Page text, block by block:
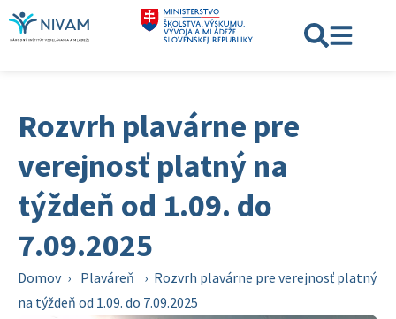
Rozvrh plavárne pre
verejnosť platný na
týždeň od 1.09. do
7.09.2025
Domov › Plaváreň › Rozvrh plavárne pre verejnosť platný
na týždeň od 1.09. do 7.09.2025